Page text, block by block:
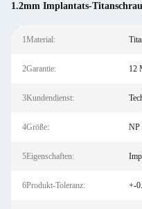
1.2mm Implantats-
1Material:
2Garantie: 12
3Kundendienst:
4Größe: NP
5Eigenschaften:
6Produkt-Toleranz: +-